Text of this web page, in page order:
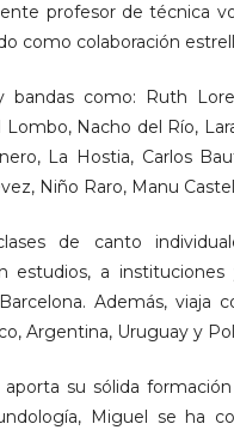
profesor de técnica
como colaboración
bandas como: Ruth
Nacho del Río,
La Hostia, Carlos
Niño Raro, Manu
de canto
estudios, a
Además, viaja
Argentina, Uruguay y
su sólida
Miguel se ha